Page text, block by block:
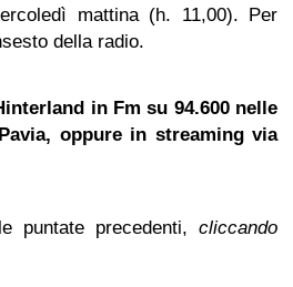
mattina (h. 11,00). Per
della radio.
in Fm su 94.600 nelle
oppure in streaming via
puntate precedenti, cliccando